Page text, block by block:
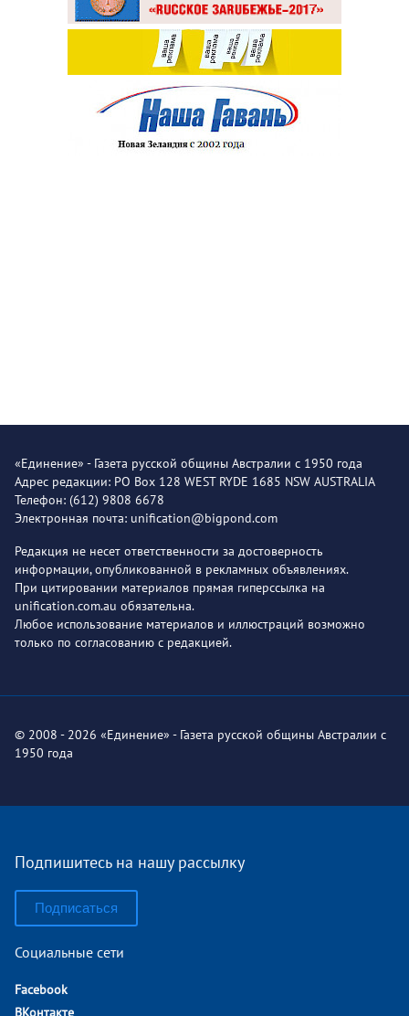
«Единение» - Газета русской общины Австралии с 1950 года
Адрес редакции: PO Box 128 WEST RYDE 1685 NSW AUSTRALIA
Телефон: (612) 9808 6678
Электронная почта: unification@bigpond.com
Редакция не несет ответственности за достоверность
информации, опубликованной в рекламных объявлениях.
При цитировании материалов прямая гиперссылка на
unification.com.au обязательна.
Любое использование материалов и иллюстраций возможно
только по согласованию с редакцией.
© 2008 - 2026 «Единение» - Газета русской общины Австралии с
1950 года
Подпишитесь на нашу рассылку
Подписаться
Социальные сети
Facebook
ВКонтакте